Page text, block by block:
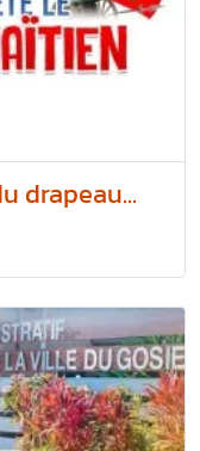
drapeau...